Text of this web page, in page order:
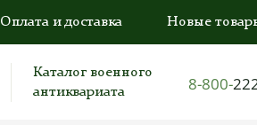
Оплата и доставка Новые
Каталог военного
антиквариата
8-800-